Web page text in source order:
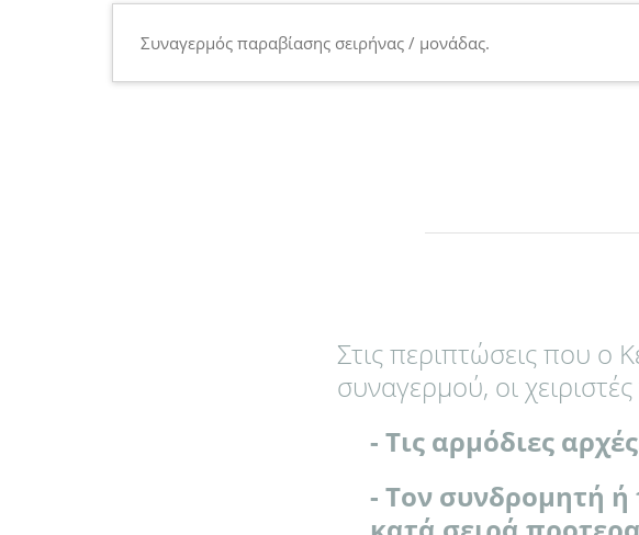
Συναγερμός παραβίασης σειρήνας / μονάδας.
Στις περιπτώσεις που ο
συναγερμού, οι
- Τις αρμόδιες
- Τον συνδρομητή ή